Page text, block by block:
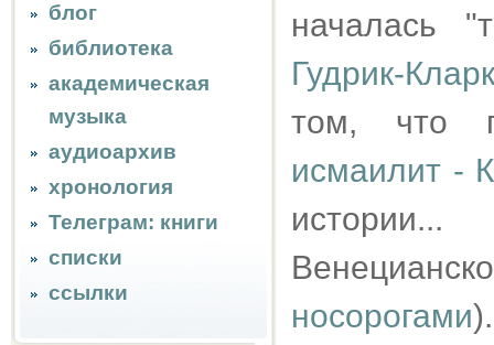
блог
библиотека
академическая
музыка
аудиоархив
хронология
Телеграм: книги
списки
ссылки
началась
Гудрик-
том, что
исмаилит -
носорогами